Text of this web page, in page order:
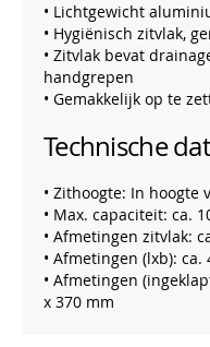
• Lichtgewicht
• Hygiënisch zitvlak,
• Zitvlak bevat
handgrepen
• Gemakkelijk op te
Technische
• Zithoogte: In hoogte
• Max. capaciteit: ca.
• Afmetingen zitvlak:
• Afmetingen (lxb): ca.
• Afmetingen
x 370 mm